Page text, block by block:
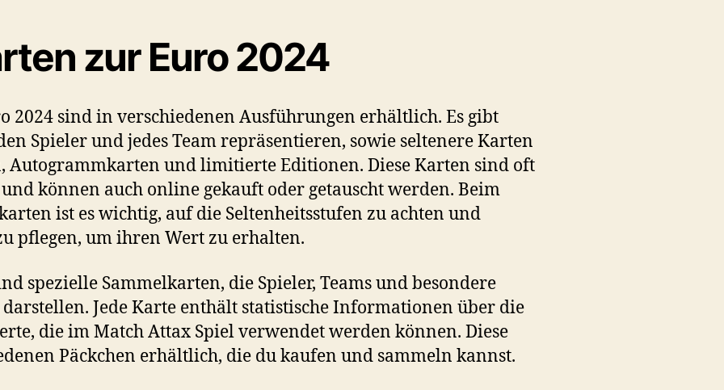
zur Euro 2024
2024 sind in verschiedenen Ausführungen erhältlich. Es gibt
Spieler und jedes Team repräsentieren, sowie seltenere Karten
Autogrammkarten und limitierte Editionen. Diese Karten sind oft
können auch online gekauft oder getauscht werden. Beim
ist es wichtig, auf die Seltenheitsstufen zu achten und
pflegen, um ihren Wert zu erhalten.
spezielle Sammelkarten, die Spieler, Teams und besondere
Jede Karte enthält statistische Informationen über die
die im Match Attax Spiel verwendet werden können. Diese
Päckchen erhältlich, die du kaufen und sammeln kannst.